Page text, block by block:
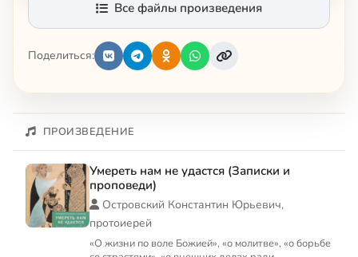
Все файлы произведения
Поделиться:
ПРОИЗВЕДЕНИЕ
Умереть нам не удастся (Записки и
проповеди)
Островский Константин Юрьевич,
протоиерей
«О жизни по воле Божией», «о молитве», «о борьбе